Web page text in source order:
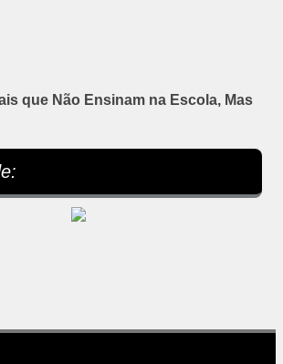
que Não Ensinam na Escola, Mas